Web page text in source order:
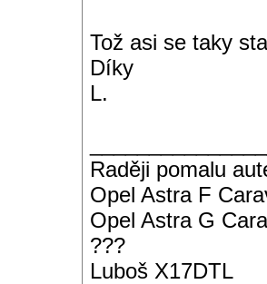
Tož asi se taky
Díky
L.
Raději pomalu
Opel Astra F
Opel Astra G
???
Luboš X17DTL